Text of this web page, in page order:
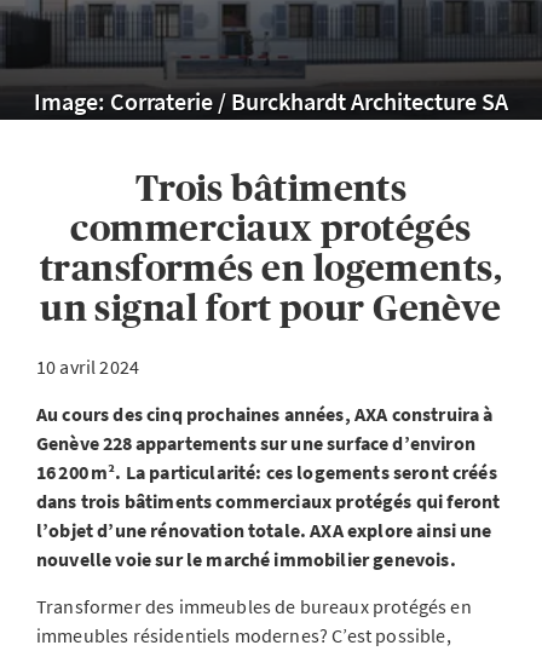
Image: Corraterie / Burckhardt Architecture SA
Trois bâtiments
commerciaux protégés
transformés en logements,
un signal fort pour Genève
10 avril 2024
Au cours des cinq prochaines années, AXA construira à
Genève 228 appartements sur une surface d’environ
16 200 m². La particularité: ces logements seront créés
dans trois bâtiments commerciaux protégés qui feront
l’objet d’une rénovation totale. AXA explore ainsi une
nouvelle voie sur le marché immobilier genevois.
Transformer des immeubles de bureaux protégés en
immeubles résidentiels modernes? C’est possible,